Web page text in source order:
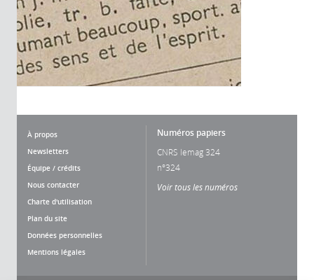
À propos
Newsletters
Équipe / crédits
Nous contacter
Charte d'utilisation
Plan du site
Données personnelles
Mentions légales
Numéros papiers
CNRS lemag 324
n°324
Voir tous les numéros